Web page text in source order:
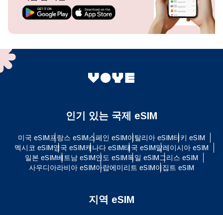
인기 있는 국제 eSIM
미국 eSIM프랑스 eSIM스페인 eSIM이탈리아 eSIM터키 eSIM
멕시코 eSIM영국 eSIM캐나다 eSIM태국 eSIM말레이시아 eSIM
일본 eSIM베트남 eSIM인도 eSIM독일 eSIM그리스 eSIM
사우디아라비아 eSIM아랍에미리트 eSIM이집트 eSIM
지역 eSIM